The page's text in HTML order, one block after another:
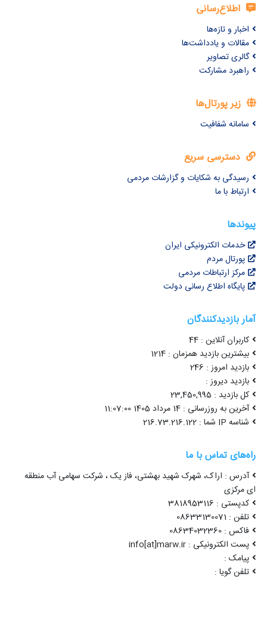
اطلاع‌رسانی
اخبار و تازه‌ها
مقالات و یادداشت‌ها
گالری تصاویر
راهبرد مشارکت
زیر پورتال‌ها
سامانه شفافیت
دسترسی سریع
رسیدگی به شکایات و گزارشات مردمی
ارتباط با ما
پیوندها
خدمات الکترونیکی ایران
پورتال مردم
مرکز ارتباطات مردمی
پایگاه اطلاع رسانی دولت
آمار بازدیدکنندگان
کاربران آنلاین : 44
بیشترین بازدید همزمان : 1214
بازدید امروز : 246
بازدید دیروز :
کل بازدید : 23,450,995
آخرین به روزرسانی : 14 مرداد 1405 11:07:00
شناسه IP شما : 216.73.216.122
راه‌های تماس با ما
آدرس : اراک، شهرک شهید بهشتی، فاز یک ، شرکت سهامی آب منطقه
ای مرکزی
کدپستی : 3818953116
تلفن : 08633130071
فاکس : 08634032360
پست الکترونیکی : info[at]marw.ir
پیامک :
تلفن گویا :